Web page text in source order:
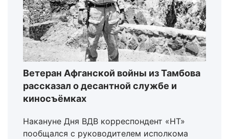
Ветеран Афганской войны из Тамбова
рассказал о десантной службе и
киносъёмках
Накануне Дня ВДВ корреспондент «НТ»
пообщался с руководителем исполкома